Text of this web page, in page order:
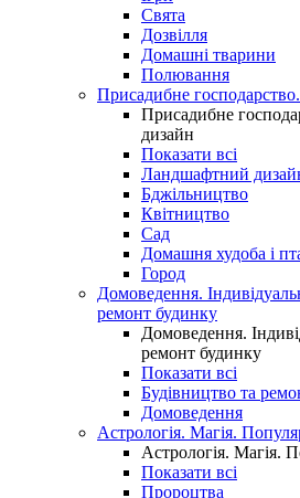
Свята
Дозвілля
Домашні тварини
Полювання
Присадибне
Присадибне
дизайн
Показати всі
Ландшафтний
Бджільництво
Квітництво
Сад
Домашня худоба і
Город
Домоведення.
ремонт будинку
Домоведення.
ремонт будинку
Показати всі
Будівництво та
Домоведення
Астрологія. Магія.
Астрологія. Магія.
Показати всі
Пророцтва